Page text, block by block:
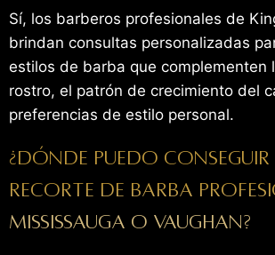
Sí, los barberos profesionales de
brindan consultas personalizadas
estilos de barba que complementen
rostro, el patrón de crecimiento del
preferencias de estilo personal.
¿Dónde puedo conseguir
recorte de barba
Mississauga o Vaughan?